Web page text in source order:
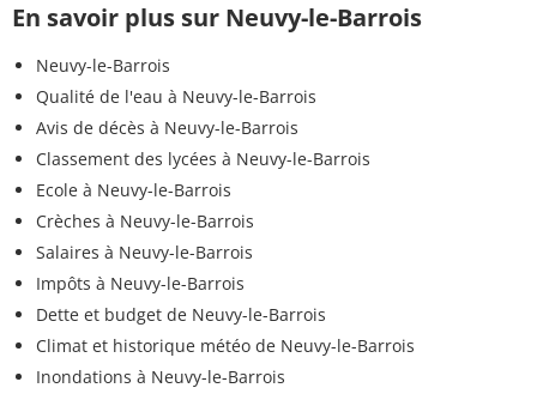
En savoir plus sur Neuvy-le-Barrois
Neuvy-le-Barrois
Qualité de l'eau à Neuvy-le-Barrois
Avis de décès à Neuvy-le-Barrois
Classement des lycées à Neuvy-le-Barrois
Ecole à Neuvy-le-Barrois
Crèches à Neuvy-le-Barrois
Salaires à Neuvy-le-Barrois
Impôts à Neuvy-le-Barrois
Dette et budget de Neuvy-le-Barrois
Climat et historique météo de Neuvy-le-Barrois
Inondations à Neuvy-le-Barrois